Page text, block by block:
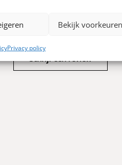
Bekijk voorkeuren
Privacy policy